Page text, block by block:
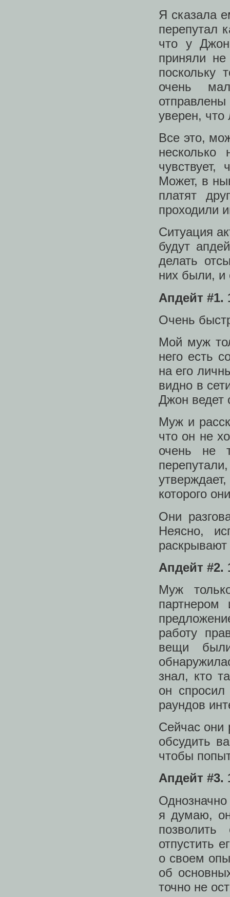
Я сказала
перепутал
что у
приняли не
поскольку
очень
отправлены
уверен, что
Все это,
Может, в
платят
проходили
Ситуация
будут
делать
них были, и
Апдейт #1.
Очень
Мой муж
него есть
на его
видно в
Джон ведет
Муж и
что он не
очень не
которого
Они
Неясно,
Апдейт #2.
Муж
партнером
работу
вещи
знал, кто
он
раундов
Сейчас они
обсудить
чтобы
Апдейт #3.
я думаю,
отпустить
о своем
об
точно не